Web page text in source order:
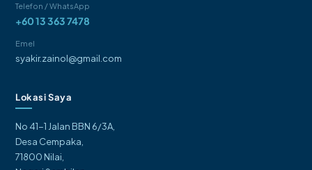
Telefon / WhatsApp
+60 13 363 7478
Emel
syakir.zainol@gmail.com
Lokasi Saya
No 41-1 Jalan BBN 6/3A,
Desa Cempaka,
71800 Nilai,